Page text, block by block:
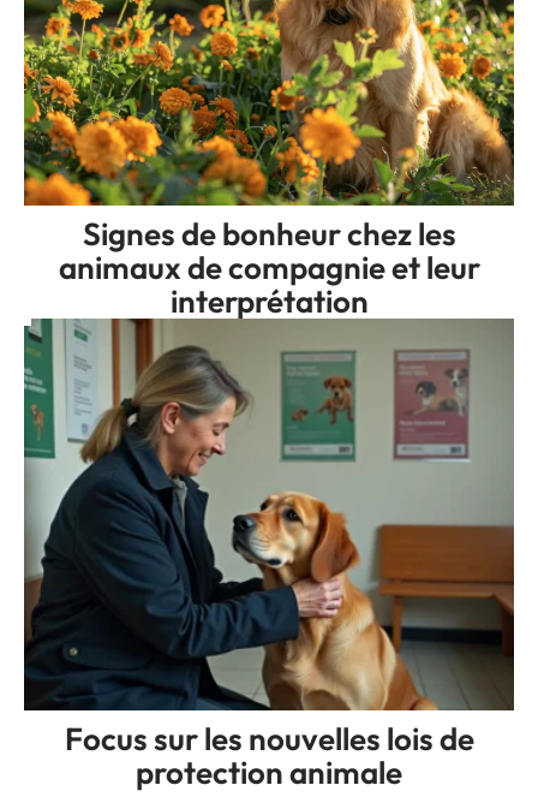
Signes de bonheur chez les
animaux de compagnie et leur
interprétation
Focus sur les nouvelles lois de
protection animale